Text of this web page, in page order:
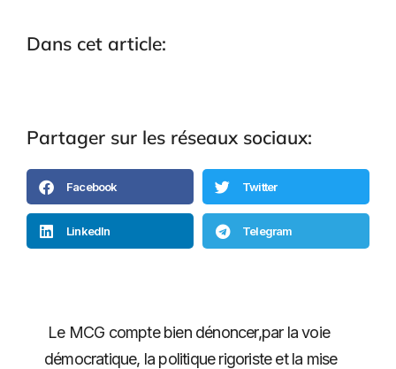
Le MCG compte bien dénoncer,par la voie
démocratique, la politique rigoriste et la mise
Dans cet article:
Partager sur les réseaux sociaux:
Facebook Twitter
LinkedIn Telegram